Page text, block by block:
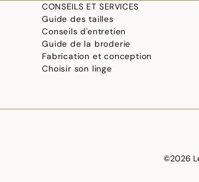
CONSEILS ET SERVICES
Guide des tailles
Conseils d'entretien
Guide de la broderie
Fabrication et conception
Choisir son linge
©2026